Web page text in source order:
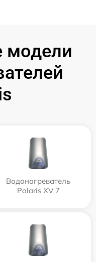
модели
Водонагреватель
Polaris XV 7